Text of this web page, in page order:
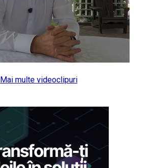
Mai multe videoclipuri